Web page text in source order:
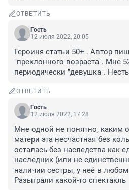
ОТВЕТИТЬ
Гость
12 июля 2022, 20:05
Героиня статьи 50+ . Автор
"преклонного возраста". Мне
периодически "девушка".
ОТВЕТИТЬ
Гость
12 июля 2022, 17:28
Мне одной не понятно, каким
матери эта несчастная без
осталась без наследства как
наследник (или не
наличии сестры, у неё в
Разыграли какой-то спектакль